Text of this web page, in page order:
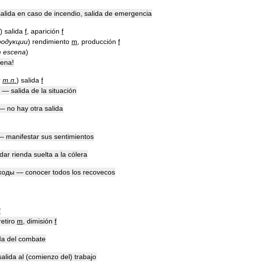
en caso de incendio salida de emergencia
) salida f aparición f
) rendimiento m producción f
escena)
!
т п ) salida f
— salida de la situación
no hay otra salida
manifestar sus sentimientos
dar rienda suelta a la cólera
— conocer todos los recovecos
m dimisión f
del combate
al (comienzo del) trabajo